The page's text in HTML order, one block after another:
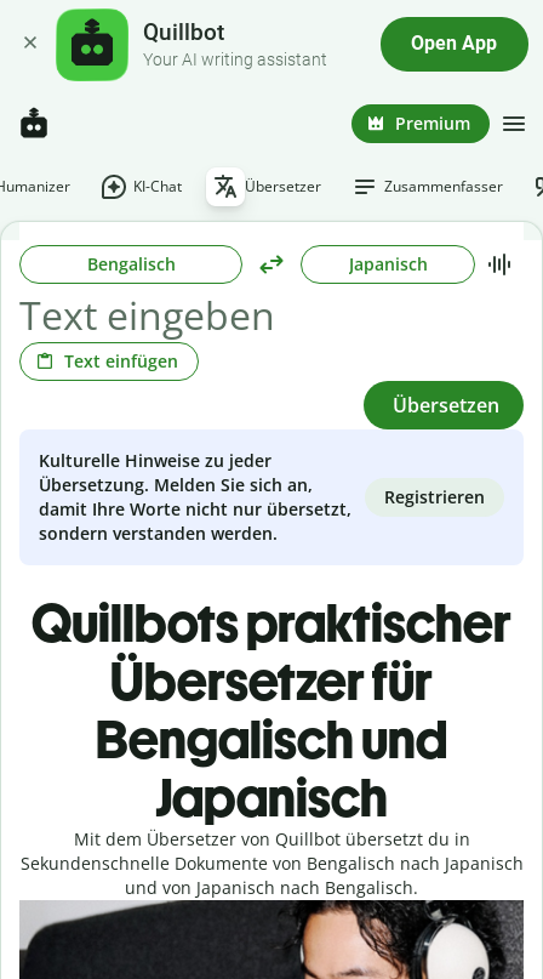
Quillbot
Your AI writing assistant
Open App
Premium
KI-Chat Übersetzer Zusammenfasser
Bengalisch Japanisch
Text einfügen
Übersetzen
Kulturelle Hinweise zu jeder
Übersetzung. Melden Sie sich an,
damit Ihre Worte nicht nur übersetzt,
sondern verstanden werden.
Registrieren
Quillbots praktischer
Übersetzer für
Bengalisch und
Japanisch
Mit dem Übersetzer von Quillbot übersetzt du in
Sekundenschnelle Dokumente von Bengalisch nach Japanisch
und von Japanisch nach Bengalisch.